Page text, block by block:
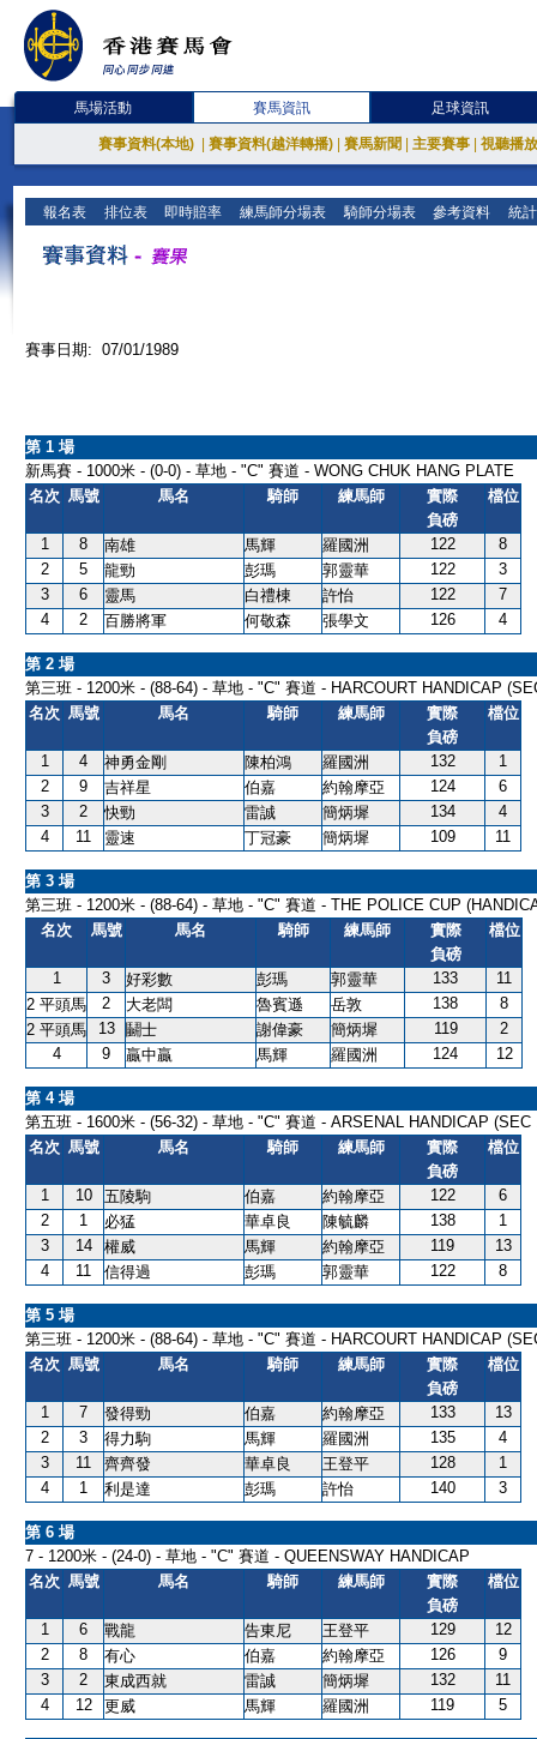
馬場活動 賽馬資訊 足球資訊
賽事資料(本地) 賽事資料(越洋轉播) 賽馬新聞 主要賽事 視聽播
報名表 排位表 即時賠率 練馬師分場表 騎師分場表 參考資料 統
賽事日期: 07/01/1989
第 1 場
新馬賽 - 1000米 - (0-0) - 草地 - "C" 賽道 - WONG CHUK HANG PLATE
名次 馬號 馬名 騎師 練馬師
實際
負磅
檔位
1 8 南雄 馬輝 羅國洲 122
8
2
5 龍勁 彭瑪 郭靈華 122
3
3
6 靈馬 白禮棟 許怡 122
7
4
2 百勝將軍 何敬森 張學文 126 4
第 2 場
第三班 - 1200米 - (88-64) - 草地 - "C" 賽道 - HARCOURT HANDICAP
名次 馬號 馬名 騎師 練馬師
實際
負磅
檔位
1 4 神勇金剛 陳柏鴻 羅國洲 132
1
2
9 吉祥星 伯嘉 約翰摩亞 124
6
3
2 快勁 雷誠 簡炳墀 134
4
4
11 靈速 丁冠豪 簡炳墀 109 11
第 3 場
第三班 - 1200米 - (88-64) - 草地 - "C" 賽道 - THE POLICE CUP
名次
馬號 馬名 騎師 練馬師
實際
負磅
檔位
1 3 好彩數 彭瑪 郭靈華 133
11
2 平頭馬
2 大老闆 魯賓遜 岳敦 138
8
2 平頭馬
13 鬭士 謝偉豪 簡炳墀 119
2
4
9 贏中贏 馬輝 羅國洲 124 12
第 4 場
第五班 - 1600米 - (56-32) - 草地 - "C" 賽道 - ARSENAL HANDICAP (SEC
名次 馬號 馬名 騎師 練馬師
實際
負磅
檔位
1 10 五陵駒 伯嘉 約翰摩亞 122
6
2
1 必猛 華卓良 陳毓麟 138
1
3
14 權威 馬輝 約翰摩亞 119
13
4
11 信得過 彭瑪 郭靈華 122 8
第 5 場
第三班 - 1200米 - (88-64) - 草地 - "C" 賽道 - HARCOURT HANDICAP
名次 馬號 馬名 騎師 練馬師
實際
負磅
檔位
1 7 發得勁 伯嘉 約翰摩亞 133
13
2
3 得力駒 馬輝 羅國洲 135
4
3
11 齊齊發 華卓良 王登平 128
1
4
1 利是達 彭瑪 許怡 140 3
第 6 場
7 - 1200米 - (24-0) - 草地 - "C" 賽道 - QUEENSWAY HANDICAP
名次 馬號 馬名 騎師 練馬師
實際
負磅
檔位
1 6 戰龍 告東尼 王登平 129
12
2
8 有心 伯嘉 約翰摩亞 126
9
3
2 東成西就 雷誠 簡炳墀 132
11
4
12 更威 馬輝 羅國洲 119 5